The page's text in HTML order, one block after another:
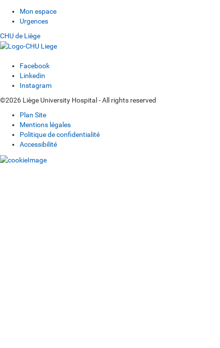
Mon espace
Urgences
CHU de Liège
Facebook
Linkedin
Instagram
©2026 Liège University Hospital - All rights reserved
Plan Site
Mentions légales
Politique de confidentialité
Accessibilité